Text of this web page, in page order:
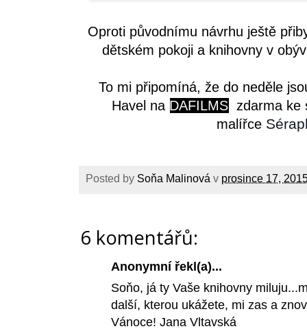
Oproti původnímu návrhu ještě
dětském pokoji a knihovny v
To mi připomíná, že do neděle
Havel na DAFILMS zdarma ke
malířce
Posted by Soňa Malinová v prosince 17,
6 komentářů:
Anonymní řekl(a)...
Soňo, já ty Vaše knihovny
další, kterou ukážete, mi zas a
Vánoce! Jana Vltavská